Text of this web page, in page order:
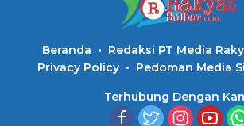
Beranda
Redaksi PT Media
Privacy Policy
Pedoman Media
Terhubung Dengan